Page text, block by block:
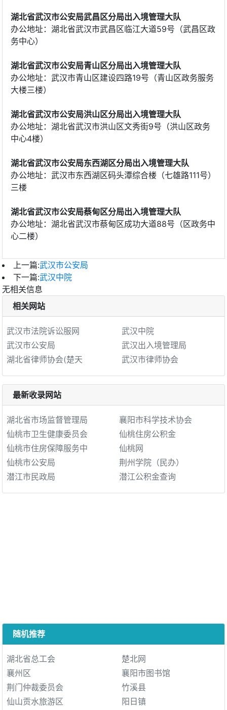
湖北省武汉市公安局武昌区分局出入境管理大队
办公地址：湖北省武汉市武昌区临江大道59号（武昌区政
务中心）
湖北省武汉市公安局青山区分局出入境管理大队
办公地址：武汉市青山区建设四路19号（青山区政务服务
大楼三楼）
湖北省武汉市公安局洪山区分局出入境管理大队
办公地址：湖北省武汉市洪山区文秀街9号（洪山区政务
中心4楼）
湖北省武汉市公安局东西湖区分局出入境管理大队
办公地址：武汉市东西湖区码头潭综合楼（七雄路111号）
三楼
湖北省武汉市公安局蔡甸区分局出入境管理大队
办公地址：湖北省武汉市蔡甸区成功大道88号（区政务中
心二楼）
上一篇:武汉市公安局
下一篇:武汉中院
无相关信息
相关网站
武汉市法院诉讼服网
武汉中院
武汉市公安局
武汉出入境管理局
湖北省律师协会(楚天
武汉市律师协会
最新收录网站
湖北省市场监督管理局
襄阳市科学技术协会
仙桃市卫生健康委员会
仙桃住房公积金
仙桃市住房保障服务中
仙桃网
仙桃市公安局
荆州学院（民办）
潜江市民政局
潜江公积金查询
随机推荐
湖北省总工会
楚北网
襄州区
襄阳市图书馆
荆门仲裁委员会
竹溪县
仙山贡水旅游区
阳日镇